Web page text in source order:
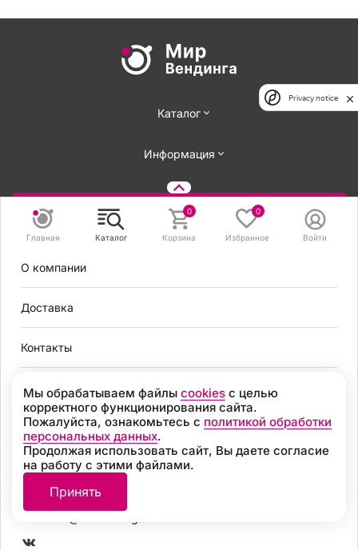
Главная Каталог
0
Корзина
0
Избранное Войти
О компании
Доставка
Контакты
Условия оплаты
Москва
8 495 131 56 78
8 800 301 56 78
Мы обрабатываем файлы cookies с целью
корректного функционирования сайта.
Пожалуйста, ознакомьтесь с политикой обработки
персональных данных.
Продолжая использовать сайт, Вы даете согласие
на работу с этими файлами.
Принять
Каталог
Информация
Задать вопрос
Политика обработки персональных данных
Согласие на получение рекламных рассылок
Пользовательское соглашение
Политика обработки файлов cookie
Разработка
© 2026, «МИР ВЕНДИНГА» Все права защищены
Privacy notice